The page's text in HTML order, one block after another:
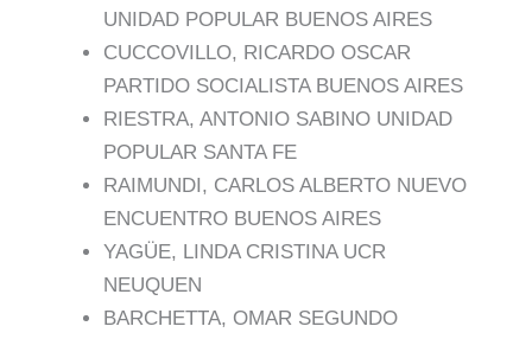
UNIDAD POPULAR BUENOS AIRES
CUCCOVILLO, RICARDO OSCAR
PARTIDO SOCIALISTA BUENOS AIRES
RIESTRA, ANTONIO SABINO UNIDAD
POPULAR SANTA FE
RAIMUNDI, CARLOS ALBERTO NUEVO
ENCUENTRO BUENOS AIRES
YAGÜE, LINDA CRISTINA UCR
NEUQUEN
BARCHETTA, OMAR SEGUNDO